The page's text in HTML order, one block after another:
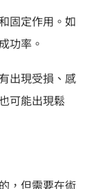
固定作用。如
功率。
出現受損、感
可能出現鬆
，但需要在術